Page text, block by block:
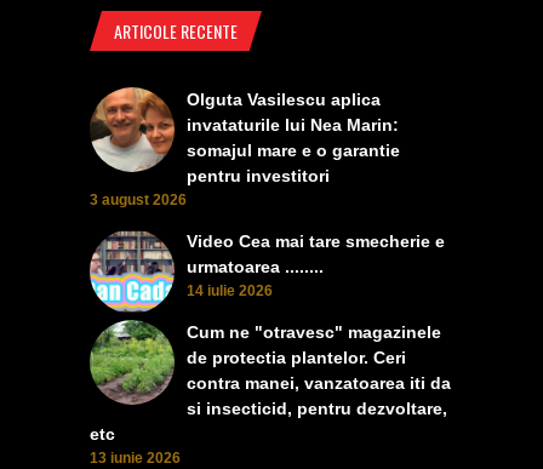
ARTICOLE RECENTE
Olguta Vasilescu aplica
invataturile lui Nea Marin:
somajul mare e o garantie
pentru investitori
3 august 2026
Video Cea mai tare smecherie e
urmatoarea ........
14 iulie 2026
Cum ne "otravesc" magazinele
de protectia plantelor. Ceri
contra manei, vanzatoarea iti da
si insecticid, pentru dezvoltare,
etc
13 iunie 2026